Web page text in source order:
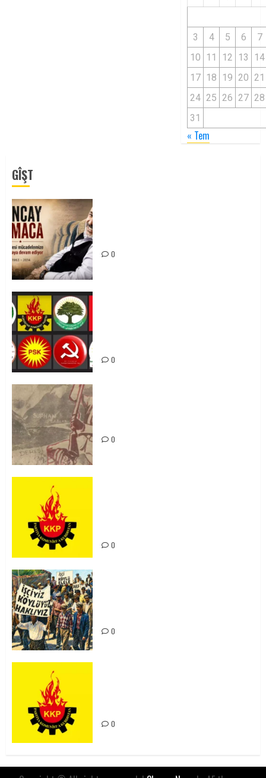
3 4 5 6
7
10 11 12 13
14
17 18 19 20 21
24 25 26 27 28
31
« Tem
GÎŞT
0
0
0
0
0
0